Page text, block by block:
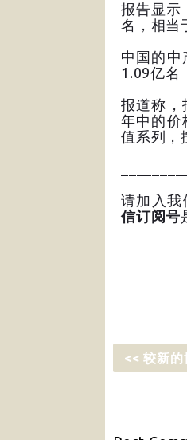
报告显示
名，相当
中国的中
1.09亿名
报道称，
年中的价
值系列，
请加入我
信订阅号
<< 较新的